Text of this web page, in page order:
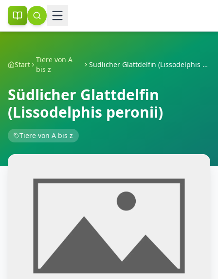
Start
Tiere von A
bis z
Südlicher Glattdelfin (Lissodelphis peronii)
Südlicher Glattdelfin
(Lissodelphis peronii)
Tiere von A bis z